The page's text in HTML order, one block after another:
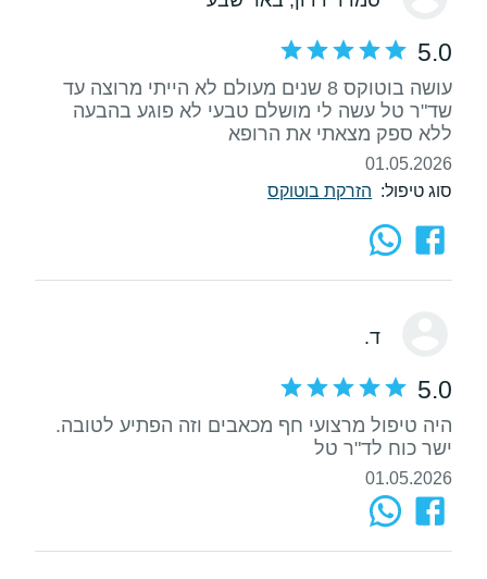
5.0
עושה בוטוקס 8 שנים מעולם לא הייתי מרוצה עד
שד"ר טל עשה לי מושלם טבעי לא פוגע בהבעה
ללא ספק מצאתי את הרופא
01.05.2026
סוג טיפול: הזרקת בוטוקס
ד.
5.0
היה טיפול מרצועי חף מכאבים וזה הפתיע לטובה.
ישר כוח לד"ר טל
01.05.2026